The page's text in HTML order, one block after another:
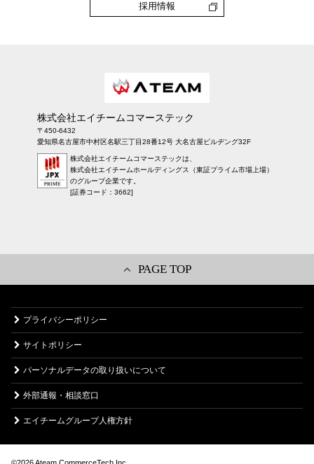
採用情報
株式会社エイチームコマーステック
〒450-6432
愛知県名古屋市中村区名駅三丁目28番12号 大名古屋ビルヂング32F
株式会社エイチームコマーステックは、
株式会社エイチームホールディングス（東証プライム市場上場）
のグループ企業です。
[証券コード：3662]
PAGE TOP
プライバシーポリシー
サイトポリシー
パーソナルデータの取り扱いについて
外部通報・相談窓口
エイチームグループ人権方針
©︎2026 Ateam CommerceTech Inc.